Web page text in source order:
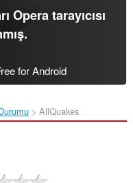
Opera tarayıcısı
for Android
AllQuakes‎